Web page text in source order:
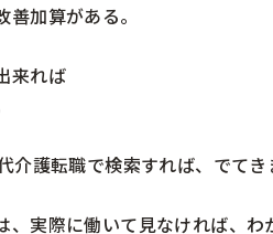
加算がある。
来れば
介護転職で検索すれば、でてき